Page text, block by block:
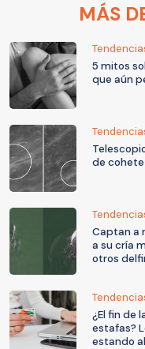
MÁS
5 mitos
que aún
de cohete
Captan a
a su cría
otros
¿El fin de
estafas?
estando